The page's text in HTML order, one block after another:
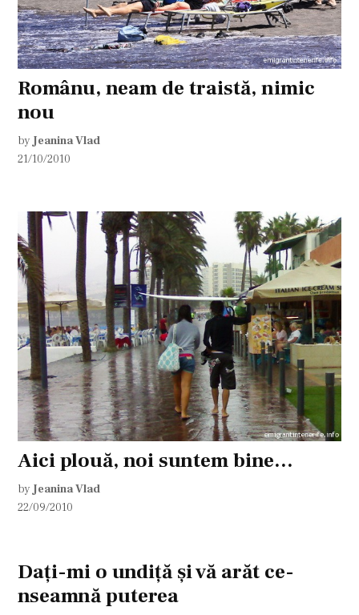
Românu, neam de traistă, nimic
nou
by Jeanina Vlad
21/10/2010
Aici plouă, noi suntem bine…
by Jeanina Vlad
22/09/2010
Daţi-mi o undiţă şi vă arăt ce-
nseamnă puterea